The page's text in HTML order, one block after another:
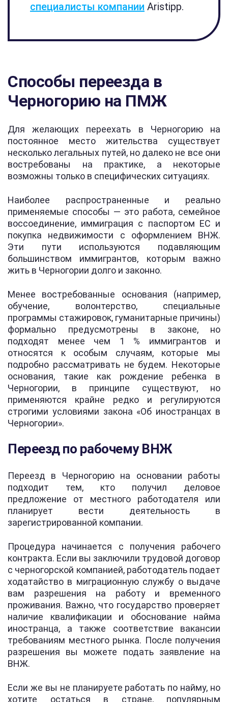
специалисты компании Aristipp.
Способы переезда в
Черногорию на ПМЖ
Для желающих переехать в Черногорию на
постоянное место жительства существует
несколько легальных путей, но далеко не все они
востребованы на практике, а некоторые
возможны только в специфических ситуациях.
Наиболее распространенные и реально
применяемые способы — это работа, семейное
воссоединение, иммиграция с паспортом ЕС и
покупка недвижимости с оформлением ВНЖ.
Эти пути используются подавляющим
большинством иммигрантов, которым важно
жить в Черногории долго и законно.
Менее востребованные основания (например,
обучение, волонтерство, специальные
программы стажировок, гуманитарные причины)
формально предусмотрены в законе, но
подходят менее чем 1 % иммигрантов и
относятся к особым случаям, которые мы
подробно рассматривать не будем. Некоторые
основания, такие как рождение ребенка в
Черногории, в принципе существуют, но
применяются крайне редко и регулируются
строгими условиями закона «Об иностранцах в
Черногории».
Переезд по рабочему ВНЖ
Переезд в Черногорию на основании работы
подходит тем, кто получил деловое
предложение от местного работодателя или
планирует вести деятельность в
зарегистрированной компании.
Процедура начинается с получения рабочего
контракта. Если вы заключили трудовой договор
с черногорской компанией, работодатель подает
ходатайство в миграционную службу о выдаче
вам разрешения на работу и временного
проживания. Важно, что государство проверяет
наличие квалификации и обоснование найма
иностранца, а также соответствие вакансии
требованиям местного рынка. После получения
разрешения вы можете подать заявление на
ВНЖ.
Если же вы не планируете работать по найму, но
хотите остаться в стране, популярным